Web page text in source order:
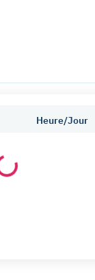
Heure/Jour